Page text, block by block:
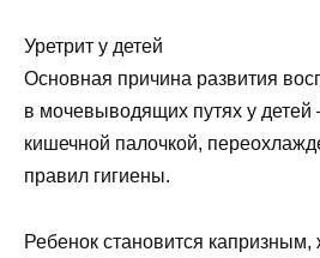
Уретрит у детей
Основная причина развития
в мочевыводящих путях у детей
кишечной палочкой,
правил гигиены.
Ребенок становится капризным,